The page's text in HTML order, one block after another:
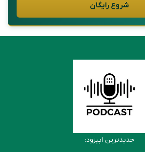
شروع رایگان
جدیدترین اپیزود: